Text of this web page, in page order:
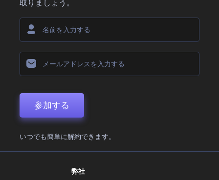
取りましょう。
参加する
いつでも簡単に解約できます。
弊社